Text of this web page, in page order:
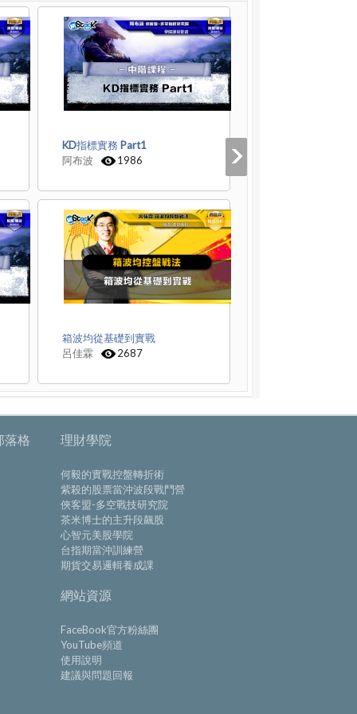
KD指標實務 Part1
阿布波
1986
箱波均從基礎到實戰
呂佳霖
2687
落格 理財學院
何毅的實戰控盤轉折術
紫殺的股票當沖波段戰鬥營
俠客盟-多空戰技研究院
茶米博士的主升段飆股
心智元美股學院
台指期當沖訓練營
期貨交易邏輯養成課
網站資源
FaceBook官方粉絲團
YouTube頻道
使用說明
建議與問題回報